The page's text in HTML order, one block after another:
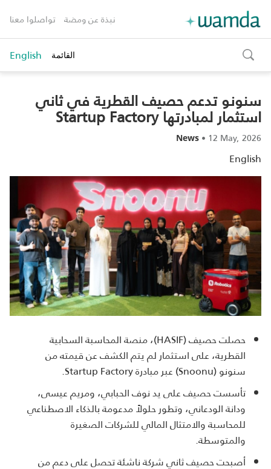
نبذة عن ومضة تواصلوا معنا
toggle
search
القائمة English
سنونو تدعم حصيف القطرية في ثاني
استثمار لمبادرتها Startup Factory
News • 12 May, 2026
English
حصلت حصيف (HASIF)، منصة المحاسبة السحابية
القطرية، على استثمار لم يتم الكشف عن قيمته من
سنونو (Snoonu) عبر مبادرة Startup Factory.
تأسست حصيف على يد نوف الحبابي، ومريم عيسى،
ودانة الودعاني، وتطور حلولاً مدعومة بالذكاء الاصطناعي
للمحاسبة والامتثال المالي للشركات الصغيرة
والمتوسطة.
أصبحت حصيف ثاني شركة ناشئة تحصل على دعم من